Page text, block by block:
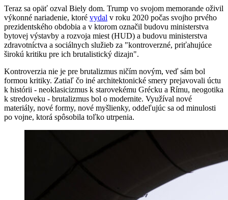
Teraz sa opäť ozval Biely dom. Trump vo svojom memorande oživil
výkonné nariadenie, ktoré vydal v roku 2020 počas svojho prvého
prezidentského obdobia a v ktorom označil budovu ministerstva
bytovej výstavby a rozvoja miest (HUD) a budovu ministerstva
zdravotníctva a sociálnych služieb za "kontroverzné, priťahujúce
širokú kritiku pre ich brutalistický dizajn".
Kontroverzia nie je pre brutalizmus ničím novým, veď sám bol
formou kritiky. Zatiaľ čo iné architektonické smery prejavovali úctu
k histórii - neoklasicizmus k starovekému Grécku a Rímu, neogotika
k stredoveku - brutalizmus bol o modernite. Využíval nové
materiály, nové formy, nové myšlienky, oddeľujúc sa od minulosti
po vojne, ktorá spôsobila toľko utrpenia.